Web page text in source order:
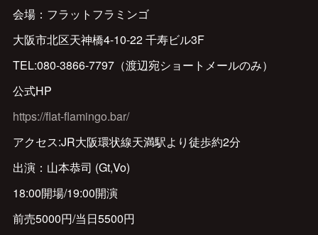
会場：フラットフラミンゴ
大阪市北区天神橋4-10-22 千寿ビル3F
TEL:080-3866-7797（渡辺宛ショートメールのみ）
公式HP
https://flat-flamingo.bar/
アクセス:JR大阪環状線天満駅より徒歩約2分
出演：山本恭司 (Gt,Vo)
18:00開場/19:00開演
前売5000円/当日5500円